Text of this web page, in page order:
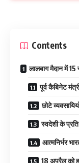
Contents
लालबाग मैदान में
पूर्व कैबिनेट
छोटे
स्वदेशी के
आत्मनिर्भर
18 अप्रैल को